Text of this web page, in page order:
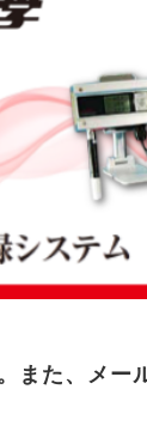
た、メ